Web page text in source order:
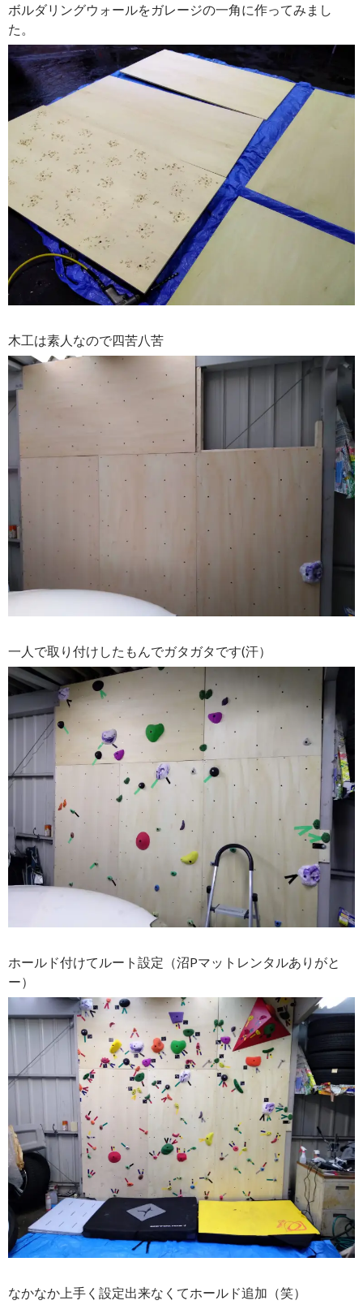
ボルダリングウォールをガレージの一角に作ってみまし
た。
木工は素人なので四苦八苦
一人で取り付けしたもんでガタガタです(汗）
ホールド付けてルート設定（沼Pマットレンタルありがと
ー）
なかなか上手く設定出来なくてホールド追加（笑）